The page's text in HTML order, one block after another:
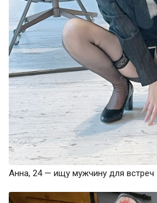
Анна, 24 — ищу мужчину для встреч